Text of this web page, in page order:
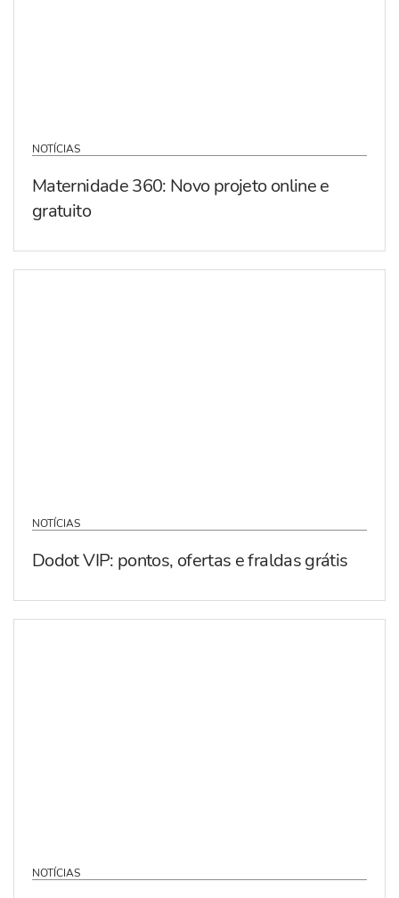
NOTÍCIAS
Maternidade 360: Novo projeto online e
gratuito
NOTÍCIAS
Dodot VIP: pontos, ofertas e fraldas grátis
NOTÍCIAS